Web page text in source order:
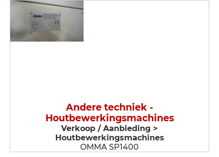
Andere techniek -
Houtbewerkingsmachines
Verkoop / Aanbieding >
Houtbewerkingsmachines
OMMA SP1400